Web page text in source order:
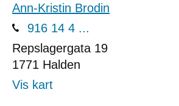
Ann-Kristin Brodin
916 14 4 ...
Repslagergata 19
1771 Halden
Vis kart